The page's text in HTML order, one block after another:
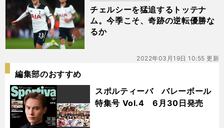
チェルシーを猛追するトッテナ
ム。今季こそ、奇跡の逆転優勝な
るか
ュース
2022年03月19日 10:55 更新
編集部のおすすめ
スポルティーバ バレーボール
特集号 Vol.4 6月30日発売